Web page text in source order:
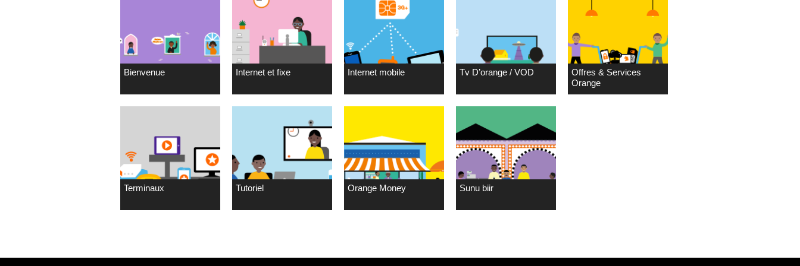
Bienvenue Internet et fixe Internet mobile Tv D’orange / VOD
Offres & Services
Orange
Terminaux Tutoriel Orange Money Sunu biir